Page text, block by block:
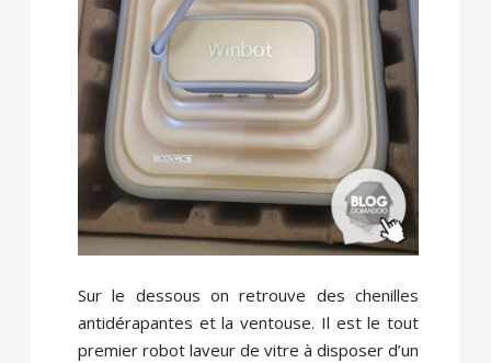
Sur le dessous on retrouve des chenilles
antidérapantes et la ventouse. Il est le tout
premier robot laveur de vitre à disposer d’un